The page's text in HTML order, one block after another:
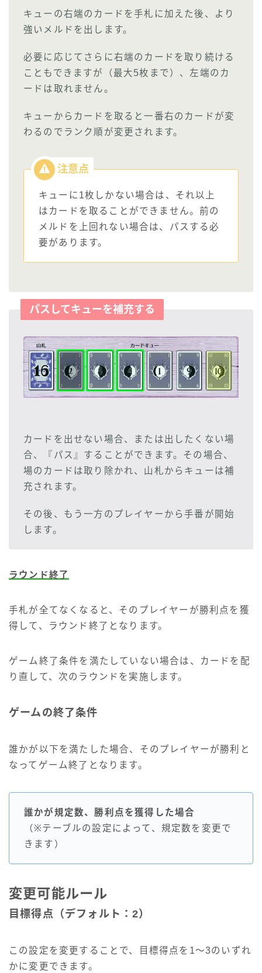
キューの右端のカードを手札に加えた後、より
強いメルドを出します。
必要に応じてさらに右端のカードを取り続ける
こともできますが（最大5枚まで）、左端のカ
ードは取れません。
キューからカードを取ると一番右のカードが変
わるのでランク順が変更されます。
キューに1枚しかない場合は、それ以上
はカードを取ることができません。前の
メルドを上回れない場合は、パスする必
要があります。
パスしてキューを補充する
カードを出せない場合、または出したくない場
合、『パス』することができます。その場合、
場のカードは取り除かれ、山札からキューは補
充されます。
その後、もう一方のプレイヤーから手番が開始
します。
ラウンド終了
手札が全てなくなると、そのプレイヤーが勝利点を獲
得して、ラウンド終了となります。
ゲーム終了条件を満たしていない場合は、カードを配
り直して、次のラウンドを実施します。
ゲームの終了条件
誰かが以下を満たした場合、そのプレイヤーが勝利と
なってゲーム終了となります。
誰かが規定数、勝利点を獲得した場合
（※テーブルの設定によって、規定数を変更で
きます）
変更可能ルール
目標得点（デフォルト：2）
この設定を変更することで、目標得点を1～3のいずれ
かに変更できます。